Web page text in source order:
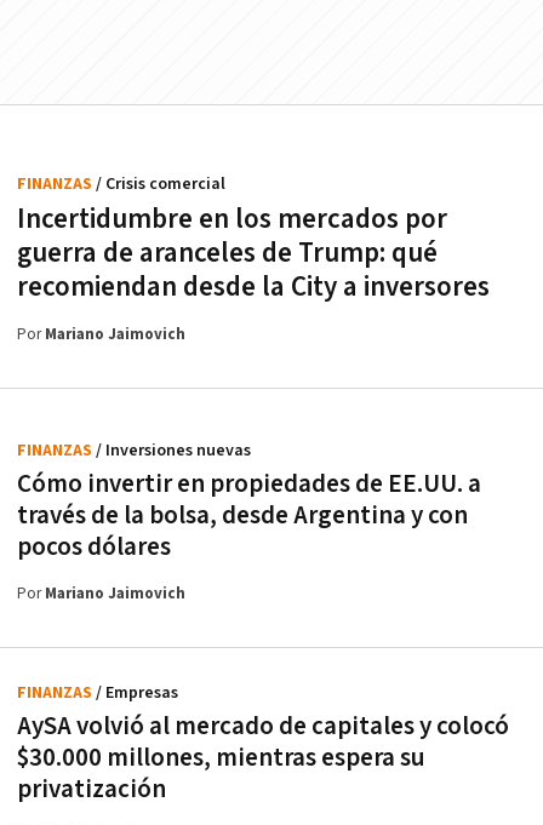
Incertidumbre en los mercados por
guerra de aranceles de Trump: qué
recomiendan desde la City a inversores
FINANZAS / Crisis comercial
PorMariano Jaimovich
Cómo invertir en propiedades de EE.UU. a
través de la bolsa, desde Argentina y con
pocos dólares
FINANZAS / Inversiones nuevas
PorMariano Jaimovich
AySA volvió al mercado de capitales y colocó
$30.000 millones, mientras espera su
privatización
FINANZAS / Empresas